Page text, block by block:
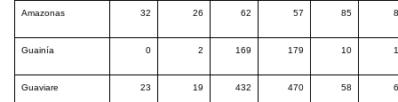
Amazonas 32 26 62 57 85
Guainía 0 2 169 179 10
Guaviare 23 19 432 470 58